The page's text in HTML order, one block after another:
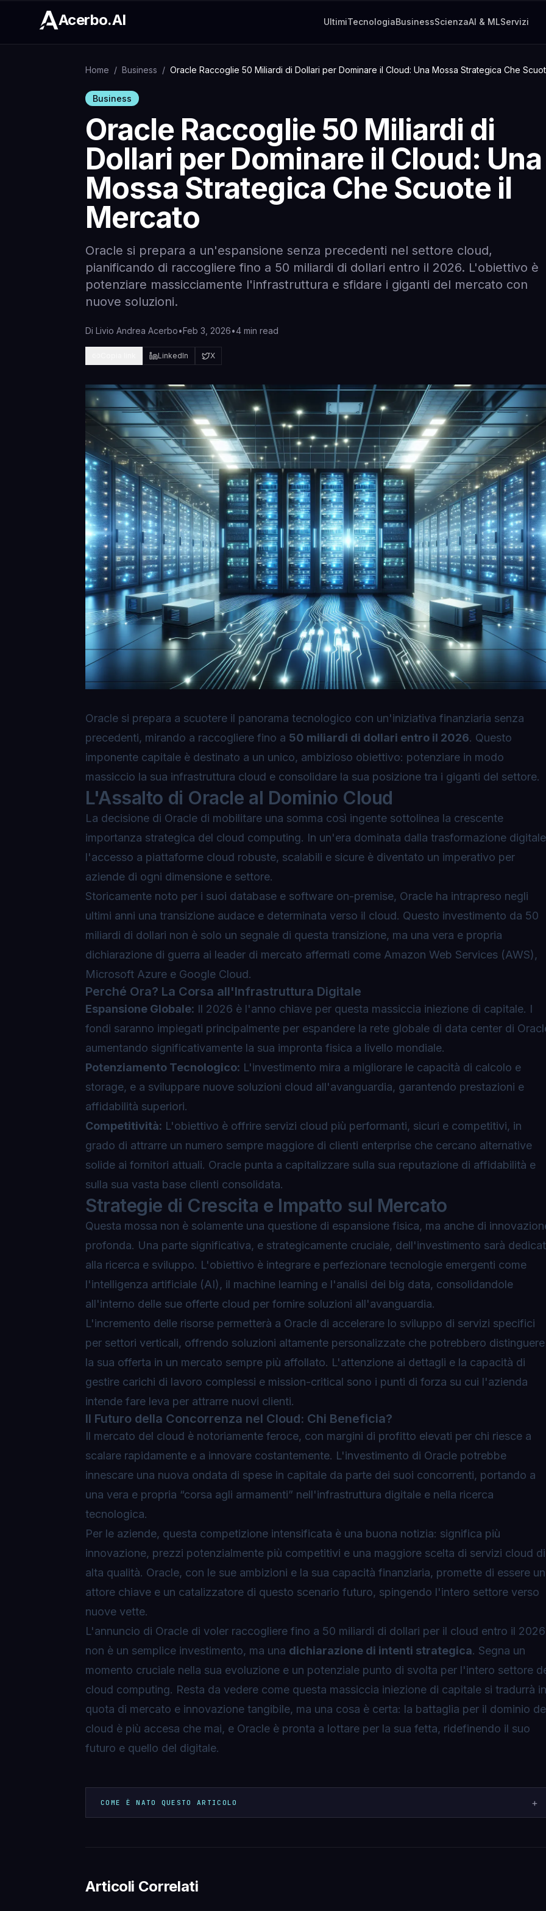
Acerbo.AI UltimiTecnologiaBusinessScienzaAI & MLServizi
Home / Business / Oracle Raccoglie 50 Miliardi di Dollari per Dominare il Cloud: Una Mossa Strategica Che
Business
Oracle Raccoglie 50 Miliardi di
Dollari per Dominare il Cloud: Una
Mossa Strategica Che Scuote il
Mercato
Oracle si prepara a un'espansione senza precedenti nel settore cloud,
pianificando di raccogliere fino a 50 miliardi di dollari entro il 2026. L'obiettivo è
potenziare massicciamente l'infrastruttura e sfidare i giganti del mercato con
nuove soluzioni.
Di Livio Andrea Acerbo•Feb 3, 2026•4 min read
LinkedIn X
Oracle si prepara a scuotere il panorama tecnologico con un'iniziativa finanziaria senza
precedenti, mirando a raccogliere fino a 50 miliardi di dollari entro il 2026. Questo
imponente capitale è destinato a un unico, ambizioso obiettivo: potenziare in modo
massiccio la sua infrastruttura cloud e consolidare la sua posizione tra i giganti del settore.
L'Assalto di Oracle al Dominio Cloud
La decisione di Oracle di mobilitare una somma così ingente sottolinea la crescente
importanza strategica del cloud computing. In un'era dominata dalla trasformazione
l'accesso a piattaforme cloud robuste, scalabili e sicure è diventato un imperativo per
aziende di ogni dimensione e settore.
Storicamente noto per i suoi database e software on-premise, Oracle ha intrapreso negli
ultimi anni una transizione audace e determinata verso il cloud. Questo investimento da 50
miliardi di dollari non è solo un segnale di questa transizione, ma una vera e propria
dichiarazione di guerra ai leader di mercato affermati come Amazon Web Services (AWS),
Microsoft Azure e Google Cloud.
Perché Ora? La Corsa all'Infrastruttura Digitale
Espansione Globale: Il 2026 è l'anno chiave per questa massiccia iniezione di capitale. I
fondi saranno impiegati principalmente per espandere la rete globale di data center di
aumentando significativamente la sua impronta fisica a livello mondiale.
Potenziamento Tecnologico: L'investimento mira a migliorare le capacità di calcolo e
storage, e a sviluppare nuove soluzioni cloud all'avanguardia, garantendo prestazioni e
affidabilità superiori.
Competitività: L'obiettivo è offrire servizi cloud più performanti, sicuri e competitivi, in
grado di attrarre un numero sempre maggiore di clienti enterprise che cercano alternative
solide ai fornitori attuali. Oracle punta a capitalizzare sulla sua reputazione di affidabilità e
sulla sua vasta base clienti consolidata.
Strategie di Crescita e Impatto sul Mercato
Questa mossa non è solamente una questione di espansione fisica, ma anche di
profonda. Una parte significativa, e strategicamente cruciale, dell'investimento sarà
alla ricerca e sviluppo. L'obiettivo è integrare e perfezionare tecnologie emergenti come
l'intelligenza artificiale (AI), il machine learning e l'analisi dei big data, consolidandole
all'interno delle sue offerte cloud per fornire soluzioni all'avanguardia.
L'incremento delle risorse permetterà a Oracle di accelerare lo sviluppo di servizi specifici
per settori verticali, offrendo soluzioni altamente personalizzate che potrebbero distinguere
la sua offerta in un mercato sempre più affollato. L'attenzione ai dettagli e la capacità di
gestire carichi di lavoro complessi e mission-critical sono i punti di forza su cui l'azienda
intende fare leva per attrarre nuovi clienti.
Il Futuro della Concorrenza nel Cloud: Chi Beneficia?
Il mercato del cloud è notoriamente feroce, con margini di profitto elevati per chi riesce a
scalare rapidamente e a innovare costantemente. L'investimento di Oracle potrebbe
innescare una nuova ondata di spese in capitale da parte dei suoi concorrenti, portando a
una vera e propria “corsa agli armamenti” nell'infrastruttura digitale e nella ricerca
tecnologica.
Per le aziende, questa competizione intensificata è una buona notizia: significa più
innovazione, prezzi potenzialmente più competitivi e una maggiore scelta di servizi cloud di
alta qualità. Oracle, con le sue ambizioni e la sua capacità finanziaria, promette di essere un
attore chiave e un catalizzatore di questo scenario futuro, spingendo l'intero settore verso
nuove vette.
L'annuncio di Oracle di voler raccogliere fino a 50 miliardi di dollari per il cloud entro il 2026
non è un semplice investimento, ma una dichiarazione di intenti strategica. Segna un
momento cruciale nella sua evoluzione e un potenziale punto di svolta per l'intero settore
cloud computing. Resta da vedere come questa massiccia iniezione di capitale si tradurrà in
quota di mercato e innovazione tangibile, ma una cosa è certa: la battaglia per il dominio
cloud è più accesa che mai, e Oracle è pronta a lottare per la sua fetta, ridefinendo il suo
futuro e quello del digitale.
COME È NATO QUESTO ARTICOLO +
Articoli Correlati